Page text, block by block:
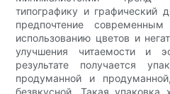
типографику и графический
предпочтение
использованию цветов и
улучшения читаемости и
результате получается
продуманной и